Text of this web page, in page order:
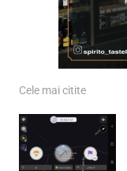
Cele mai citite